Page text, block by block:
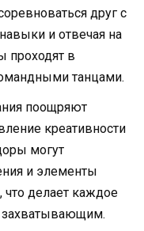
друг с
и отвечая на
проходят в
танцами.
поощряют
креативности
могут
и элементы
что делает каждое
захватывающим.